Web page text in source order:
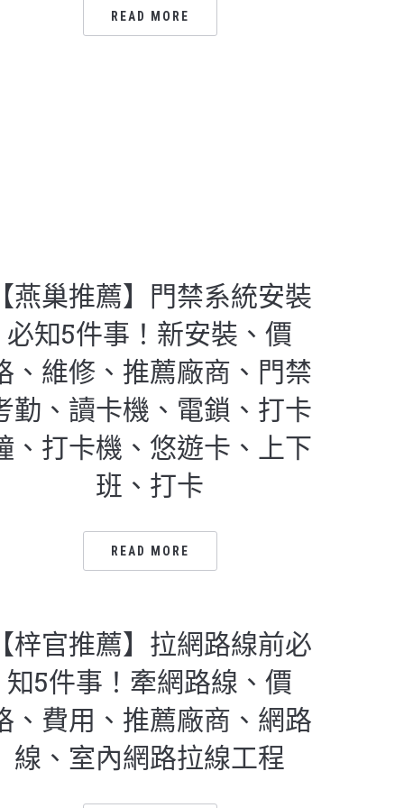
READ MORE
燕巢推薦】門禁系統安裝
必知5件事！新安裝、價
、維修、推薦廠商、門禁
勤、讀卡機、電鎖、打卡
、打卡機、悠遊卡、上下
班、打卡
READ MORE
梓官推薦】拉網路線前必
知5件事！牽網路線、價
、費用、推薦廠商、網路
線、室內網路拉線工程